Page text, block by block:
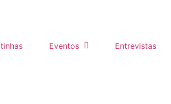
Eventos Entrevistas